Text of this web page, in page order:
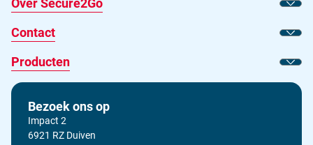
Over Secure2Go
Toon
Contact
Toon
Producten
Toon
Bezoek ons op
Impact 2
6921 RZ Duiven